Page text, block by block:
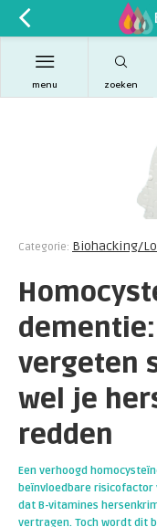
zoeken
menu
Categorie: Biohacking/
vergeten
wel je
redden
Een verhoogd
beïnvloedbare
dat B-vitamines
vertragen. Toch wordt dit